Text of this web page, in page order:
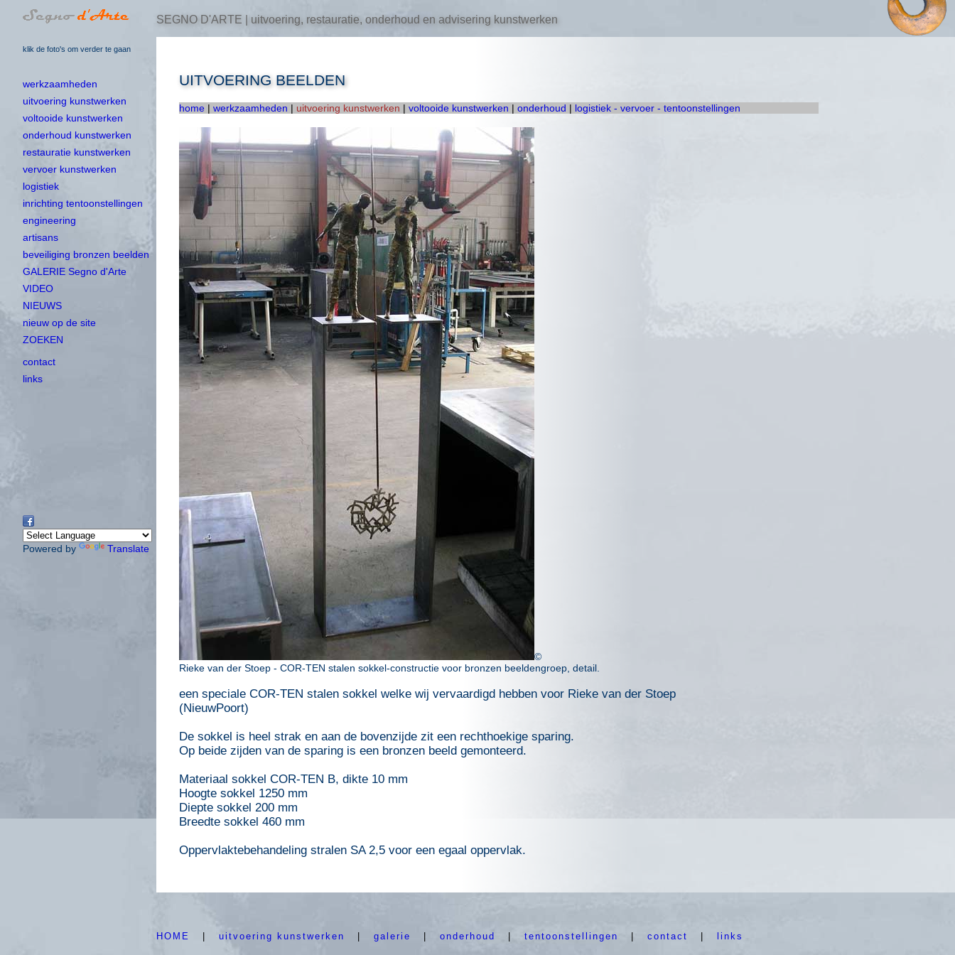
klik de foto's om verder te gaan
SEGNO D'ARTE | uitvoering, restauratie, onderhoud en advisering kunstwerken
werkzaamheden
uitvoering kunstwerken
voltooide kunstwerken
onderhoud kunstwerken
restauratie kunstwerken
vervoer kunstwerken
logistiek
inrichting tentoonstellingen
engineering
artisans
beveiliging bronzen beelden
GALERIE Segno d'Arte
VIDEO
NIEUWS
nieuw op de site
ZOEKEN
contact
links
Powered by Translate
UITVOERING BEELDEN
home | werkzaamheden | uitvoering kunstwerken | voltooide kunstwerken | onderhoud | logistiek - vervoer - tentoonstellingen
©
Rieke van der Stoep - COR-TEN stalen sokkel-constructie voor bronzen beeldengroep, detail.
een speciale COR-TEN stalen sokkel welke wij vervaardigd hebben voor Rieke van der Stoep
(NieuwPoort)
De sokkel is heel strak en aan de bovenzijde zit een rechthoekige sparing.
Op beide zijden van de sparing is een bronzen beeld gemonteerd.
Materiaal sokkel COR-TEN B, dikte 10 mm
Hoogte sokkel 1250 mm
Diepte sokkel 200 mm
Breedte sokkel 460 mm
Oppervlaktebehandeling stralen SA 2,5 voor een egaal oppervlak.
HOME uitvoering kunstwerken galerie onderhoud tentoonstellingen contact links